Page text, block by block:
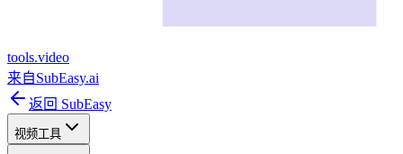
tools.video
来自SubEasy.ai
返回 SubEasy
视频工具